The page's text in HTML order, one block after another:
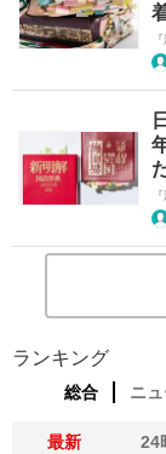
ランキング
総合 ニ
最新 24